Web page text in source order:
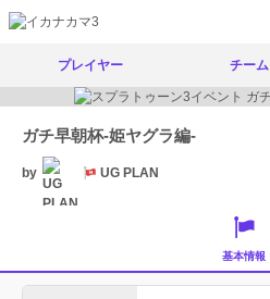
プレイヤー チーム
ガチ早朝杯-姫ヤグラ編-
by UG PLAN
基本情報